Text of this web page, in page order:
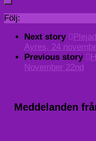
Följ:
Next story
Ayres, 24
Previous story
November 22nd
Meddelanden